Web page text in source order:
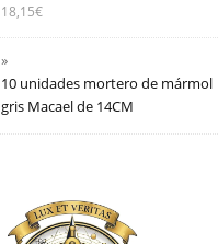
18,15€
10 unidades mortero de mármol
gris Macael de 14CM